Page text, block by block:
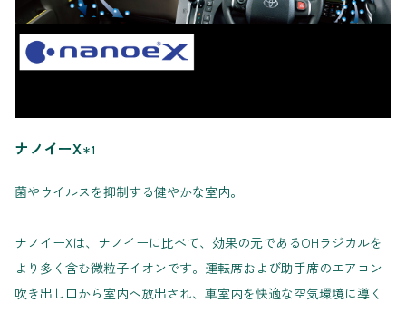
ナノイーX＊1
菌やウイルスを抑制する健やかな室内。
ナノイーXは、ナノイーに比べて、効果の元であるOHラジカルを
より多く含む微粒子イオンです。運転席および助手席のエアコン
吹き出し口から室内へ放出され、車室内を快適な空気環境に導く